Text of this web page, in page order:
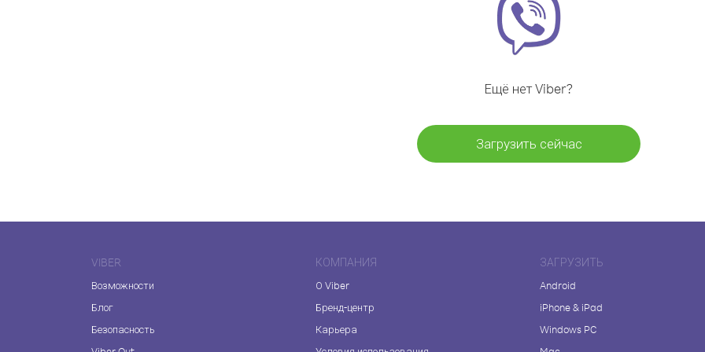
Ещё нет Viber?
Загрузить сейчас
VIBER
Возможности
Блог
Безопасность
КОМПАНИЯ
О Viber
Бренд-центр
Карьера
ЗАГРУЗИТЬ
Android
iPhone & iPad
Windows PC